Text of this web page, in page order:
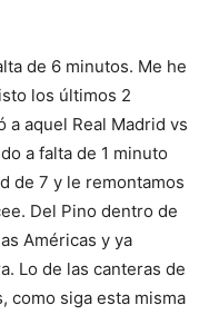
de 6 minutos. Me he
los últimos 2
a aquel Real Madrid vs
a falta de 1 minuto
de 7 y le remontamos
Del Pino dentro de
Américas y ya
Lo de las canteras de
como siga esta misma